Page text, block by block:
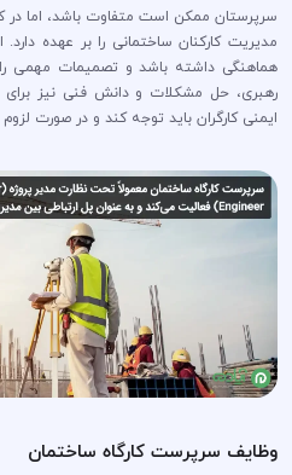
سرپرستان ممکن است متفاوت باشد، اما در
مدیریت کارکنان ساختمانی را بر عهده دارد.
هماهنگی داشته باشد و تصمیمات مهمی
رهبری، حل مشکلات و دانش فنی نیز
ایمنی کارگران باید توجه کند و در صورت
وظایف سرپرست کارگاه ساختمان